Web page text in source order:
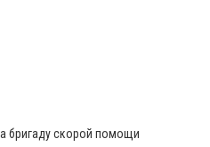
бригаду скорой помощи